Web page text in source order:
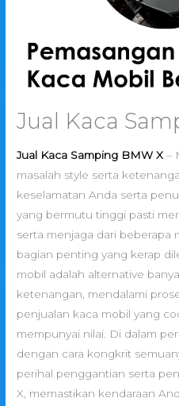
Jual Kaca
Jual Kaca Samping BMW X –
masalah style serta
keselamatan Anda serta
yang bermutu tinggi pasti
serta menjaga dari beberapa
bagian penting yang kerap
mobil adalah alternative
ketenangan, mendalami
penjualan kaca mobil yang
mempunyai nilai. Di dalam
dengan cara kongkrit
perihal penggantian serta
X, memastikan kendaraan